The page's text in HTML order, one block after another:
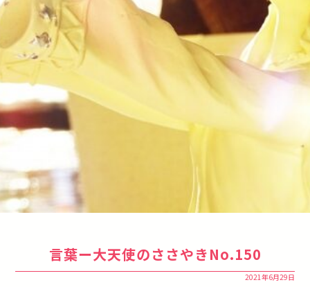
言葉ー大天使のささやきNo.150
2021年6月29日